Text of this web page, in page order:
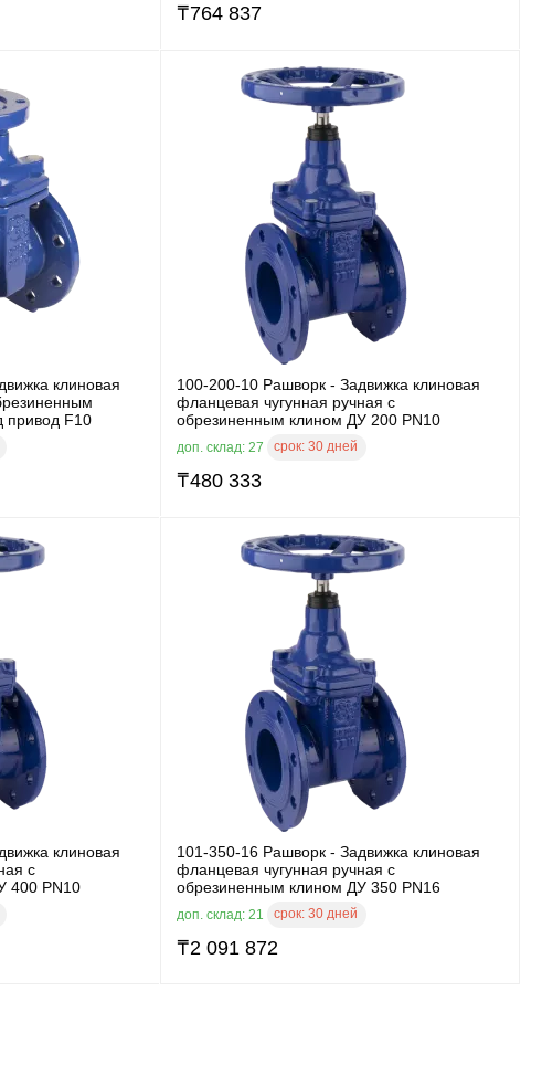
₸764 837
клиновая
привод F10
100-200-10 Рашворк - Задвижка клиновая
фланцевая чугунная ручная с
обрезиненным клином ДУ 200 PN10
доп. склад: 27 срок: 30 дней
₸480 333
клиновая
с
400 PN10
101-350-16 Рашворк - Задвижка клиновая
фланцевая чугунная ручная с
обрезиненным клином ДУ 350 PN16
доп. склад: 21 срок: 30 дней
₸2 091 872